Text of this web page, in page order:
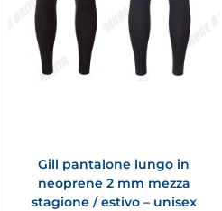
Gill pantalone lungo in
neoprene 2 mm mezza
stagione / estivo – unisex